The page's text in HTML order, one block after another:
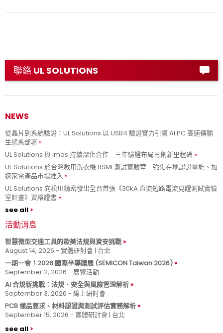
聯絡 UL SOLUTIONS
NEWS
從晶片到系統驗證：UL Solutions 以 USB4 驗證實力引領 AI PC 高速傳輸
生態系部署
UL Solutions 與 imos 持續深化合作 三年驗證布局再創新里程碑
UL Solutions 於台灣啟用洗衣機 BSMI 測試實驗室 強化在地認證量能、加
速家電產品市場准入
UL Solutions 向松川精密發出全台首張《30kA 直流短路電流見證測試實驗
室計畫》資格證書
see all
活動消息
智慧微型交通工具的歐美法規與資安挑戰
August 14, 2026 - 實體研討會 | 台北
一期一會！2026 國際半導體展 (SEMICON Taiwan 2026)
September 2, 2026 - 展覽活動
AI 合規新挑戰：法規、安全與風險管理解析
September 3, 2026 - 線上研討會
PCB 樣品要求、材料認證與測試評估實務解析
September 15, 2026 - 實體研討會 | 台北
see all